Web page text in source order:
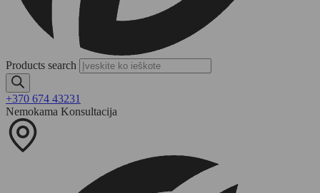
Products search
+370 674 43231
Nemokama Konsultacija